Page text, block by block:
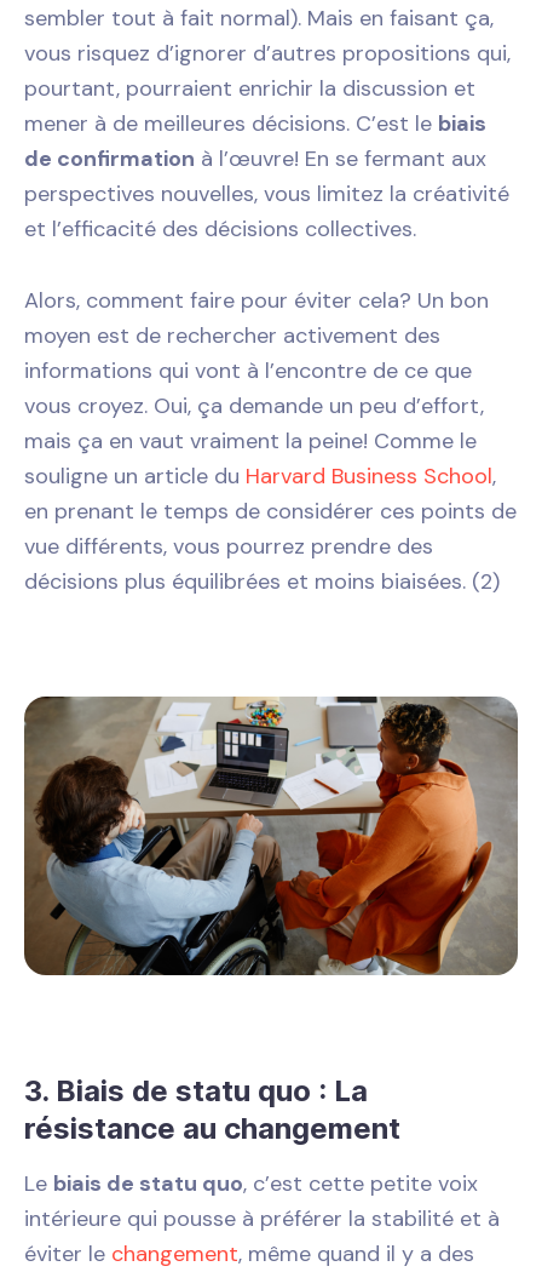
sembler tout à fait normal). Mais en faisant ça,
vous risquez d’ignorer d’autres propositions qui,
pourtant, pourraient enrichir la discussion et
mener à de meilleures décisions. C’est le biais
de confirmation à l’œuvre! En se fermant aux
perspectives nouvelles, vous limitez la créativité
et l’efficacité des décisions collectives.
Alors, comment faire pour éviter cela? Un bon
moyen est de rechercher activement des
informations qui vont à l’encontre de ce que
vous croyez. Oui, ça demande un peu d’effort,
mais ça en vaut vraiment la peine! Comme le
souligne un article du Harvard Business School,
en prenant le temps de considérer ces points de
vue différents, vous pourrez prendre des
décisions plus équilibrées et moins biaisées. (2)
3. Biais de statu quo : La
résistance au changement
Le biais de statu quo, c’est cette petite voix
intérieure qui pousse à préférer la stabilité et à
éviter le changement, même quand il y a des